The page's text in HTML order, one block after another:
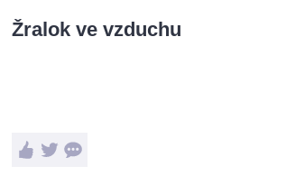
Žralok ve vzduchu